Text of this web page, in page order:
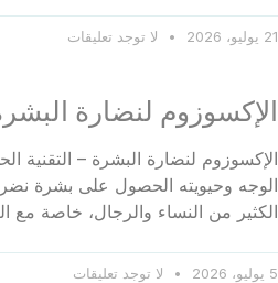
21 يوليو، 2026 لا توجد تعليقات
الإكسوزوم لنضارة
الإكسوزوم لنضارة البشرة – التقنية
الوجه وحيويته الحصول على بشرة
الكثير من النساء والرجال، خاصة مع
5 يوليو، 2026 لا توجد تعليقات